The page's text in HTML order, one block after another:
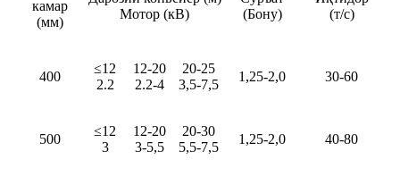
камар
(мм)
Мотор (кВ)
(Бону)
(т/с)
400
≤12
2.2
12-20
2.2-4
20-25
3,5-7,5
1,25-2,0 30-60
500
≤12
3
12-20
3-5,5
20-30
5,5-7,5
1,25-2,0 40-80